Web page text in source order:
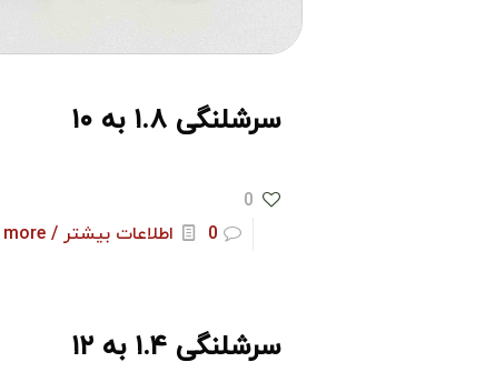
سرشلنگی ۱.۸ به ۱۰
0
0
اطلاعات بیشتر / Read more
سرشلنگی ۱.۴ به ۱۲